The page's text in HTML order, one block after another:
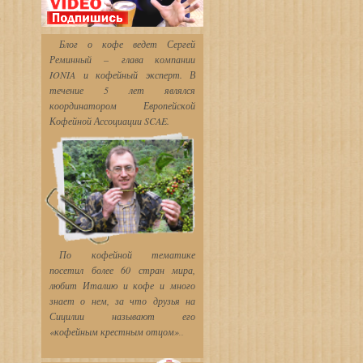
Блог о кофе ведет Сергей
Реминный – глава компании
IONIA и кофейный эксперт. В
течение 5 лет являлся
координатором Европейской
Кофейной Ассоциации SCAE.
По кофейной тематике
посетил более 60 стран мира,
любит Италию и кофе и много
знает о нем, за что друзья на
Сицилии называют его
«кофейным крестным отцом»